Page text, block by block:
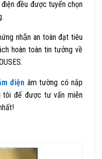
đều được tuyển chọn
nhận an toàn đạt tiêu
hoàn toàn tin tưởng về
điện âm tường có nắp
tôi để được tư vấn miễn